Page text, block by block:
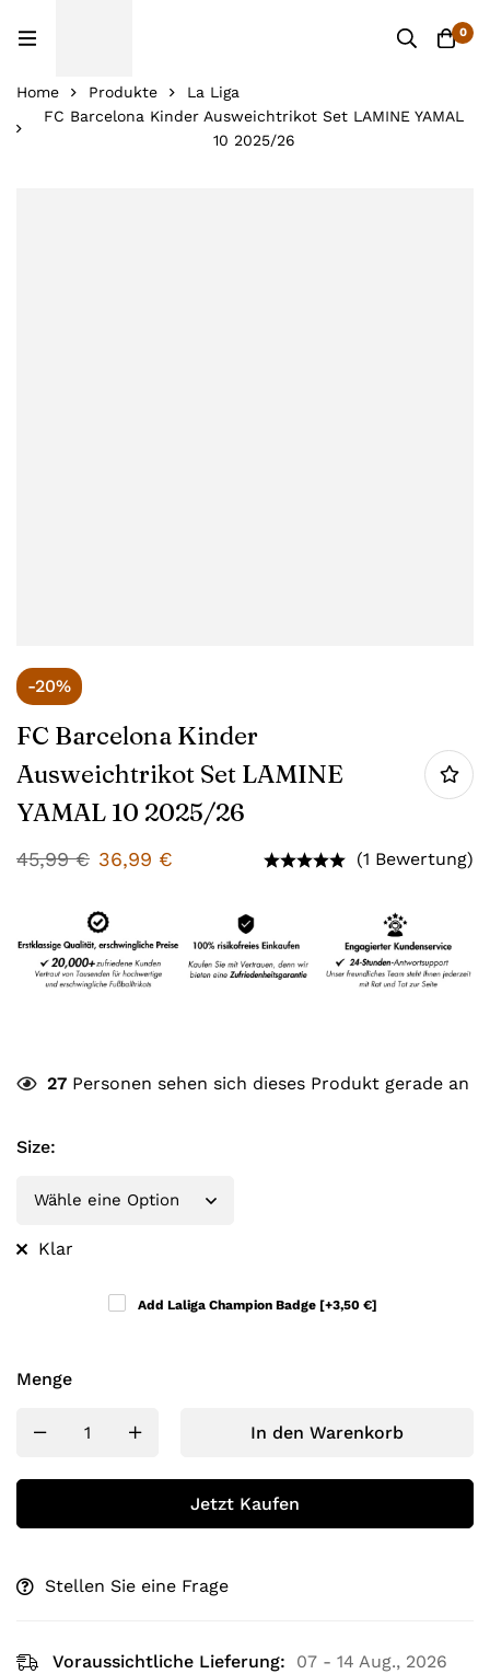
0
Home Produkte
La Liga
FC Barcelona Kinder Ausweichtrikot Set LAMINE YAMAL
10 2025/26
-20%
FC Barcelona Kinder
Ausweichtrikot Set LAMINE
YAMAL 10 2025/26
45,99€ 36,99 € (1 Bewertung)
27 Personen sehen sich dieses Produkt gerade an
Size:
Klar
Add Laliga Champion Badge [+3,50 €]
Menge
In den Warenkorb
Jetzt Kaufen
Stellen Sie eine Frage
Voraussichtliche Lieferung: 07 - 14 Aug., 2026